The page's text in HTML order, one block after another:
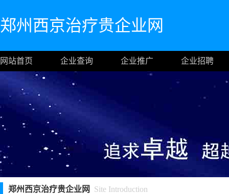
郑州西京治疗贵企业网
网站首页 企业查询 企业推广 企业招聘
郑州西京治疗贵企业网 Site Introduction